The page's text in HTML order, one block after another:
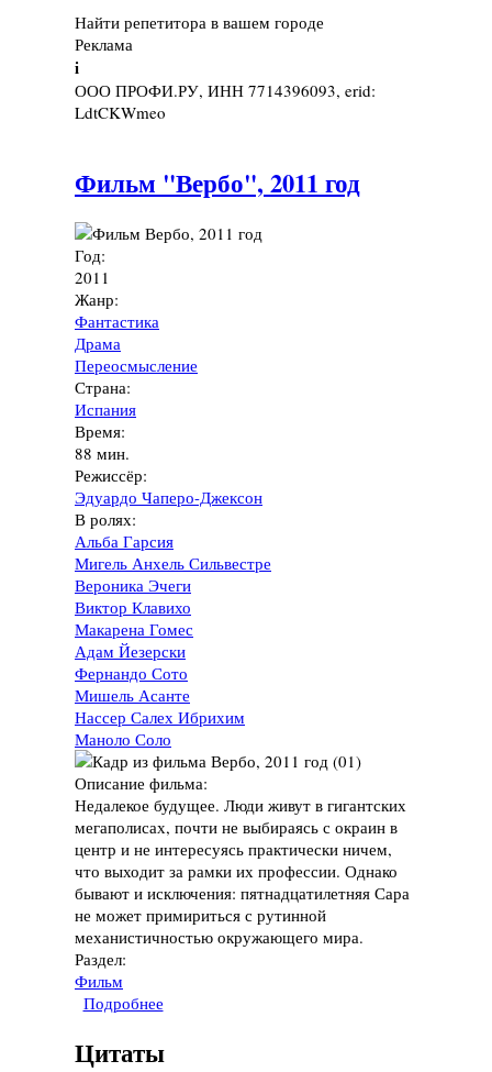
Найти репетитора в вашем городе
Реклама
i
ООО ПРОФИ.РУ, ИНН 7714396093, erid:
LdtCKWmeo
Фильм "Вербо", 2011 год
Год:
2011
Жанр:
Фантастика
Драма
Переосмысление
Страна:
Испания
Время:
88 мин.
Режиссёр:
Эдуардо Чаперо-Джексон
В ролях:
Альба Гарсия
Мигель Анхель Сильвестре
Вероника Эчеги
Виктор Клавихо
Макарена Гомес
Адам Йезерски
Фернандо Сото
Мишель Асанте
Нассер Салех Ибрихим
Маноло Соло
Описание фильма:
Недалекое будущее. Люди живут в гигантских
мегаполисах, почти не выбираясь с окраин в
центр и не интересуясь практически ничем,
что выходит за рамки их профессии. Однако
бывают и исключения: пятнадцатилетняя Сара
не может примириться с рутинной
механистичностью окружающего мира.
Раздел:
Фильм
Подробнее
Цитаты